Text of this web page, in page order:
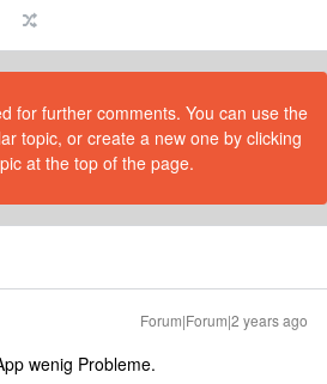
for further comments. You can use the
topic, or create a new one by clicking
at the top of the page.
Forum|Forum|2 years ago
wenig Probleme.